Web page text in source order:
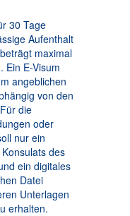
30 Tage
Aufenthalt
maximal
Ein E-Visum
angeblichen
von den
die
oder
nur ein
des
ein digitales
Datei
Unterlagen
erhalten.